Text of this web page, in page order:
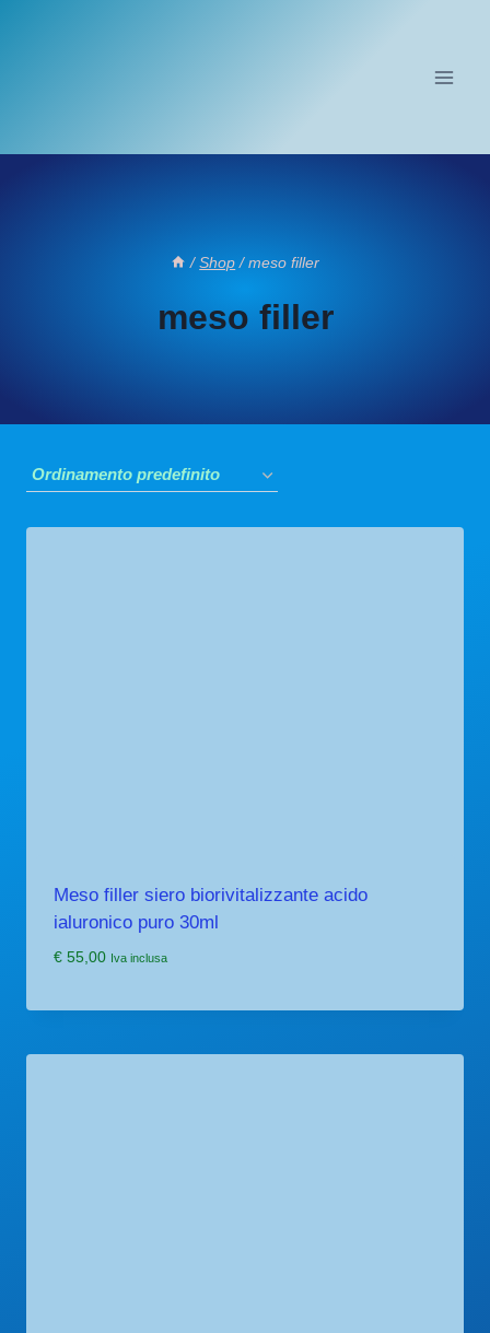
/ Shop / meso filler
meso filler
Meso filler siero biorivitalizzante acido
ialuronico puro 30ml
€55,00 Iva inclusa